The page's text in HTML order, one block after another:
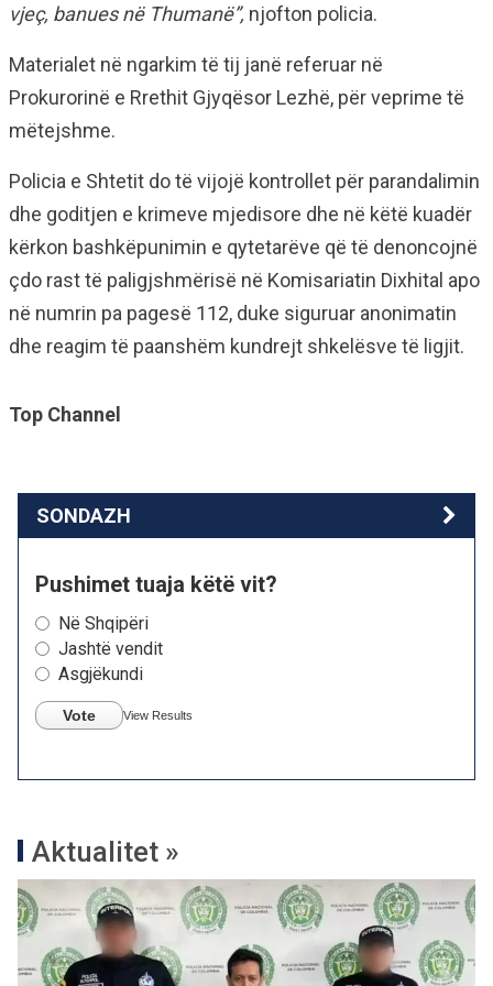
vjeç, banues në Thumanë”, njofton policia.
Materialet në ngarkim të tij janë referuar në
Prokurorinë e Rrethit Gjyqësor Lezhë, për veprime të
mëtejshme.
Policia e Shtetit do të vijojë kontrollet për parandalimin
dhe goditjen e krimeve mjedisore dhe në këtë kuadër
kërkon bashkëpunimin e qytetarëve që të denoncojnë
çdo rast të paligjshmërisë në Komisariatin Dixhital apo
në numrin pa pagesë 112, duke siguruar anonimatin
dhe reagim të paanshëm kundrejt shkelësve të ligjit.
Top Channel
SONDAZH
Pushimet tuaja këtë vit?
Në Shqipëri
Jashtë vendit
Asgjëkundi
Vote View Results
Aktualitet »